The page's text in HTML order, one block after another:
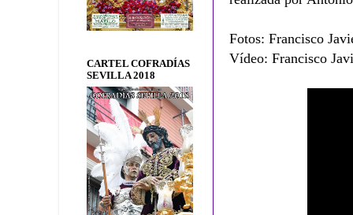
Fotos: Francisco
Vídeo: Francisco
CARTEL COFRADÍAS
SEVILLA 2018